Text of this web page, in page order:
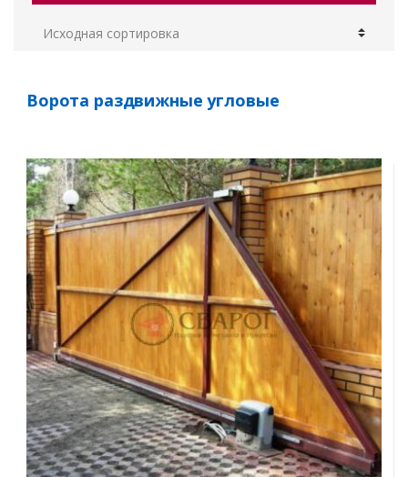
Ворота раздвижные угловые